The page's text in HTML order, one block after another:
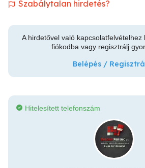
Szabálytalan hirdetés?
A hirdetővel való kapcsolatfelvételhez
fiókodba vagy regisztrálj
Belépés /
Hitelesített telefonszám